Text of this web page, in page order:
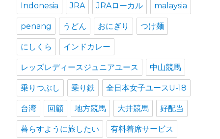
Indonesia JRA JRAローカル malaysia
penang うどん おにぎり つけ麺
にしくら インドカレー
レッズレディースジュニアユース 中山競馬
乗りつぶし 乗り鉄 全日本女子ユースU-18
台湾 回顧 地方競馬 大井競馬 好配当
暮らすように旅したい 有料着席サービス